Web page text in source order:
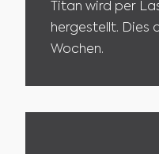
Titan wird per
hergestellt. Dies
Wochen.